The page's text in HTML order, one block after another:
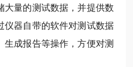
大量的测试数据，并提供数
仪器自带的软件对测试数据
成报告等操作，方便对测